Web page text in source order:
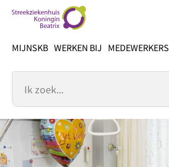
inhoud
MIJNSKB WERKEN BIJ MEDEWERKERS